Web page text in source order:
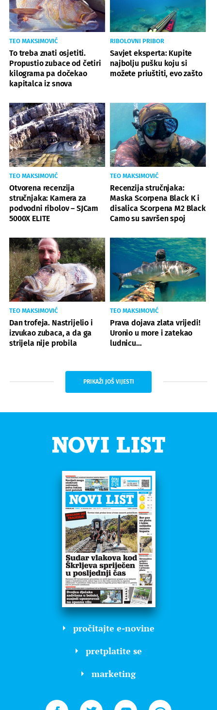
TEO MAKSIMOVIĆ
To treba znati osjetiti.
Propustio zubace od četiri
kilograma pa dočekao
kapitalca iz snova
RIBOLOVNI PRIBOR
Savjet eksperta: Kupite
najbolju pušku koju si
možete priuštiti, evo zašto
TEO MAKSIMOVIĆ
Otvorena recenzija
stručnjaka: Kamera za
podvodni ribolov – SJCam
5000X ELITE
TEO MAKSIMOVIĆ
Recenzija stručnjaka:
Maska Scorpena Black K i
disalica Scorpena M2 Black
Camo su savršen spoj
TEO MAKSIMOVIĆ
Dan trofeja. Nastrijelio i
izvukao zubaca, a da ga
strijela nije probila
TEO MAKSIMOVIĆ
Prava dojava zlata vrijedi!
Uronio u more i zatekao
ludnicu…
PRIKAŽI JOŠ VIJESTI
pročitajte e-novine
pretplatite se
marketing